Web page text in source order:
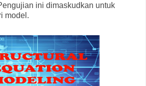
ini dimaskudkan untuk
model.